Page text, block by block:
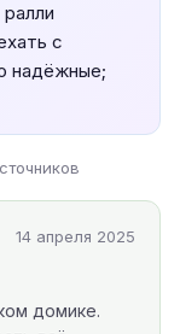
с
надёжные;
14 апреля 2025
домике.